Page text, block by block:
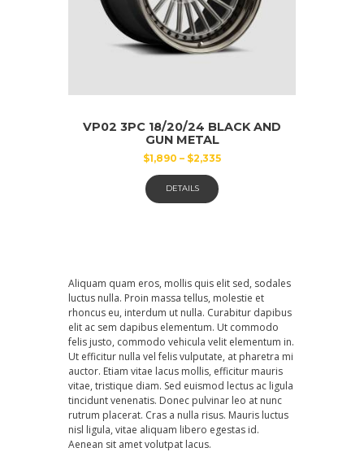
VP02 3PC 18/20/24 BLACK AND
GUN METAL
$1,890 – $2,335
DETAILS
Dieses
Produkt
Optionen
können
auf
der
Produktseite
gewählt
werden
Aliquam quam eros, mollis quis elit sed, sodales
luctus nulla. Proin massa tellus, molestie et
rhoncus eu, interdum ut nulla. Curabitur dapibus
elit ac sem dapibus elementum. Ut commodo
felis justo, commodo vehicula velit elementum in.
Ut efficitur nulla vel felis vulputate, at pharetra mi
auctor. Etiam vitae lacus mollis, efficitur mauris
vitae, tristique diam. Sed euismod lectus ac ligula
tincidunt venenatis. Donec pulvinar leo at nunc
rutrum placerat. Cras a nulla risus. Mauris luctus
nisl ligula, vitae aliquam libero egestas id.
Aenean sit amet volutpat lacus.